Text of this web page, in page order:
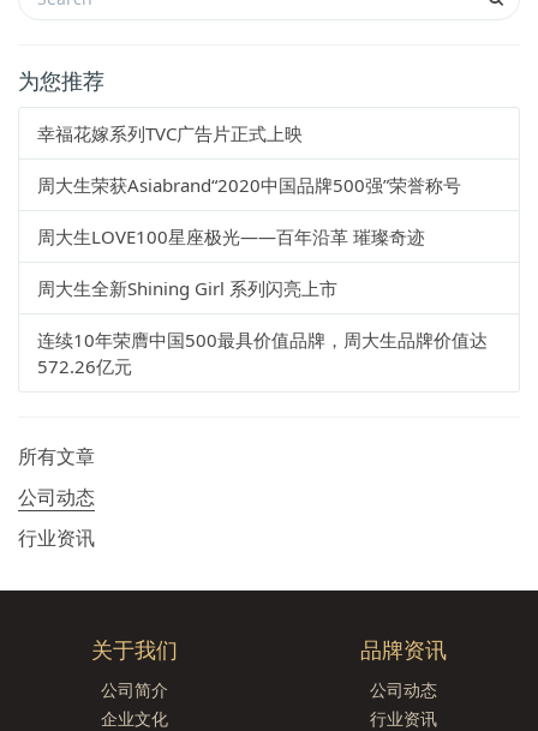
为您推荐
幸福花嫁系列TVC广告片正式上映
周大生荣获Asiabrand“2020中国品牌500强”荣誉称号
周大生LOVE100星座极光——百年沿革 璀璨奇迹
周大生全新Shining Girl 系列闪亮上市
连续10年荣膺中国500最具价值品牌，周大生品牌价值达
572.26亿元
所有文章
公司动态
行业资讯
关于我们
公司简介
企业文化
品牌资讯
公司动态
行业资讯